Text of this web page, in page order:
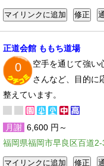
正道会館 ももち道場
0
空手を通じて強い
さんなど、目的に
整えています。
月謝 6,600 円～
福岡県福岡市早良区百道